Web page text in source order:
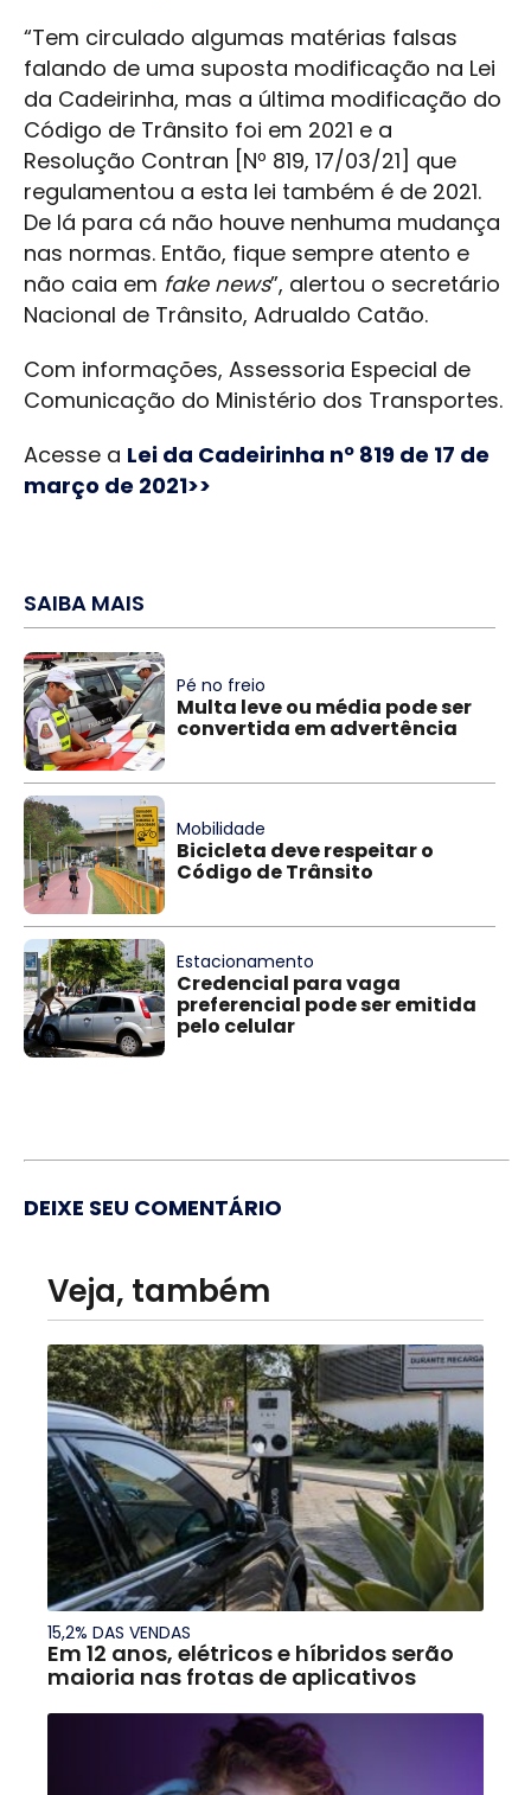
“Tem circulado algumas matérias falsas
falando de uma suposta modificação na Lei
da Cadeirinha, mas a última modificação do
Código de Trânsito foi em 2021 e a
Resolução Contran [Nº 819, 17/03/21] que
regulamentou a esta lei também é de 2021.
De lá para cá não houve nenhuma mudança
nas normas. Então, fique sempre atento e
não caia em fake news”, alertou o secretário
Nacional de Trânsito, Adrualdo Catão.
Com informações, Assessoria Especial de
Comunicação do Ministério dos Transportes.
Acesse a Lei da Cadeirinha nº 819 de 17 de
março de 2021>>
SAIBA MAIS
Pé no freio
Multa leve ou média pode ser
convertida em advertência
Mobilidade
Bicicleta deve respeitar o
Código de Trânsito
Estacionamento
Credencial para vaga
preferencial pode ser emitida
pelo celular
DEIXE SEU COMENTÁRIO
Veja, também
15,2% DAS VENDAS
Em 12 anos, elétricos e híbridos serão
maioria nas frotas de aplicativos